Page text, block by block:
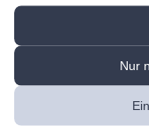
Nur
Kontakt
Apotheke
Heumadener Str. 11,